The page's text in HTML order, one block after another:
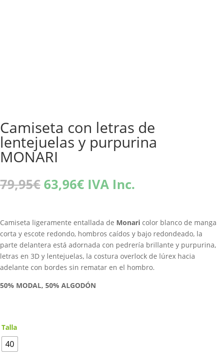
Camiseta con letras de
lentejuelas y purpurina
MONARI
79,95€ El
precio
era:
79,95€.
63,96€El
precio
es:
63,96€.
IVA Inc.
Camiseta ligeramente entallada de Monari color blanco de manga
corta y escote redondo, hombros caídos y bajo redondeado, la
parte delantera está adornada con pedrería brillante y purpurina,
letras en 3D y lentejuelas, la costura overlock de lúrex hacia
adelante con bordes sin rematar en el hombro.
50% MODAL, 50% ALGODÓN
Talla
40